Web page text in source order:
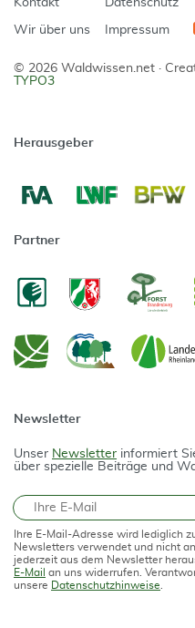
Kontakt
Wir über uns
Datenschutz
Impressum
© 2026 Waldwissen.net ·
TYPO3
Herausgeber
Partner
Newsletter
Unser Newsletter informiert
über spezielle Beiträge und
E-Mail
Ihre E-Mail-Adresse wird lediglich
Newsletters verwendet und nicht
jederzeit aus dem Newsletter
E-Mail an uns widerrufen.
unsere Datenschutzhinweise